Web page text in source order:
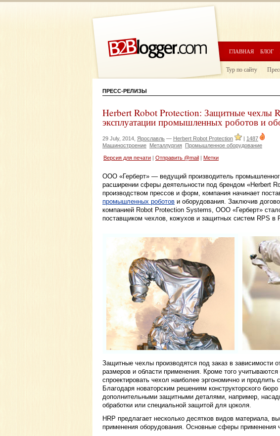
ГЛАВНАЯ БЛОГ
Тур по сайту
ПРЕСС-РЕЛИЗЫ
Herbert Robot Protection: Защитные чехлы
эксплуатации промышленных роботов и
29 July, 2014, Ярославль — Herbert Robot Protection | 1487
Машиностроение Металлургия Промышленное оборудование
Версия для печати Отправить @mail Метки
ООО «Герберт» — ведущий производитель
расширении сферы деятельности под брендом «Herbert
производством прессов и форм, компания начинает
промышленных роботов и оборудования. Заключив
компанией Robot Protection Systems, ООО «Герберт»
поставщиком чехлов, кожухов и защитных систем RPS в
Защитные чехлы производятся под заказ в зависимости
размеров и области применения. Кроме того учитываются
спроектировать чехол наиболее эргономично и продлить
Благодаря новаторским решениям конструкторского
дополнительными защитными деталями, например,
обработки или специальной защитой для цоколя.
HRP предлагает несколько десятков видов материала,
применения оборудования. Основные сферы